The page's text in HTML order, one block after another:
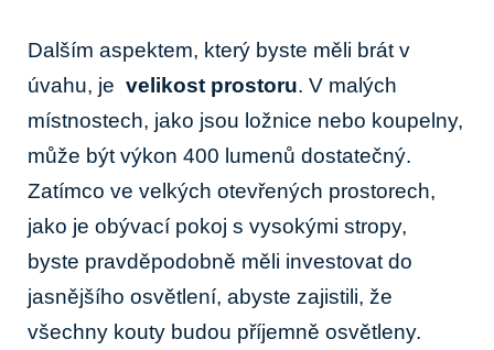
Dalším aspektem, který byste měli brát v
úvahu, je ‌ velikost prostoru. V malých
místnostech, jako ‌jsou ‍ložnice nebo koupelny,
⁣může být výkon 400 lumenů⁢ dostatečný.
Zatímco ve velkých otevřených​ prostorech,
‍jako je ‍obývací pokoj s vysokými stropy,
⁢byste pravděpodobně měli⁤ investovat do
jasnějšího ⁣osvětlení, abyste ​zajistili, že
všechny kouty budou příjemně osvětleny.